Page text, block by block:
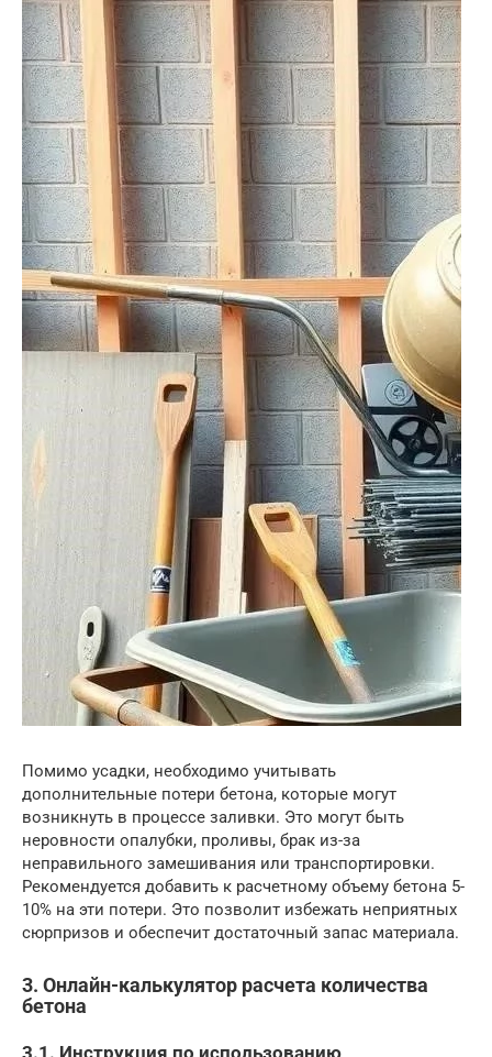
Помимо усадки, необходимо учитывать
дополнительные потери бетона, которые могут
возникнуть в процессе заливки. Это могут быть
неровности опалубки, проливы, брак из-за
неправильного замешивания или транспортировки.
Рекомендуется добавить к расчетному объему бетона 5-
10% на эти потери. Это позволит избежать неприятных
сюрпризов и обеспечит достаточный запас материала.
3. Онлайн-калькулятор расчета количества
бетона